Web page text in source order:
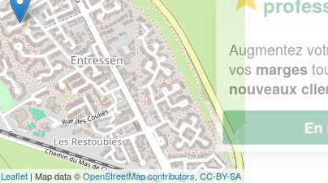
Leaflet| Map data ©OpenStreetMap contributors, CC-BY-SA
Augmentez votrechiffre d'affaireset
vosmargestout en gagnant de
nouveaux clients!
En savoir plus